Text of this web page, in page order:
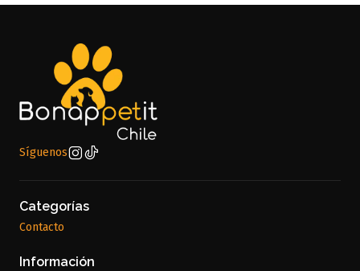
Síguenos
Categorías
Contacto
Información